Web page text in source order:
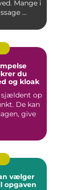
Mange i
...
og kloak
sjældent op
De kan
give
opgaven